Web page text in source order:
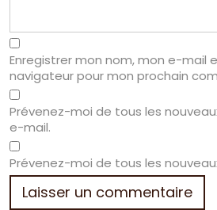
Enregistrer mon nom, mon e-mail
navigateur pour mon prochain
Prévenez-moi de tous les
e-mail.
Prévenez-moi de tous les